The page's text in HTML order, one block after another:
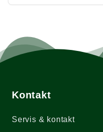
Kontakt
Servis & kontakt